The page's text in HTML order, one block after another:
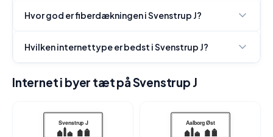
Hvor god er fiberdækningen i Svenstrup J?
Hvilken internettype er bedst i Svenstrup J?
Internet i byer tæt på Svenstrup J